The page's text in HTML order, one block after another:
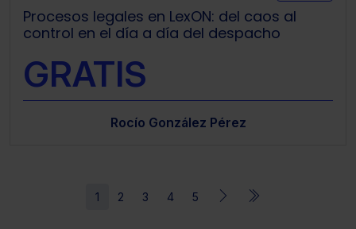
Saber más acerca de las cookies
Procesos legales en LexON: del caos al
control en el día a día del despacho
GRATIS
Rocío González Pérez
1 2 3 4 5